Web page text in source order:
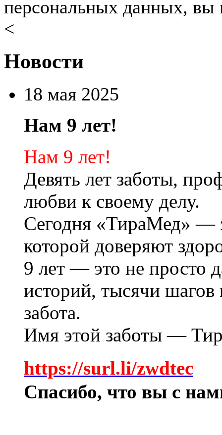
персональных данных, вы
<
Новости
18 мая 2025
Нам 9 лет!
Нам 9 лет!
Девять лет заботы,
любви к своему делу.
Сегодня «ТираМед» —
которой доверяют
9 лет — это не просто
историй, тысячи шагов
забота.
Имя этой заботы —
https://surl.li/zwdtec
Спасибо, что вы с